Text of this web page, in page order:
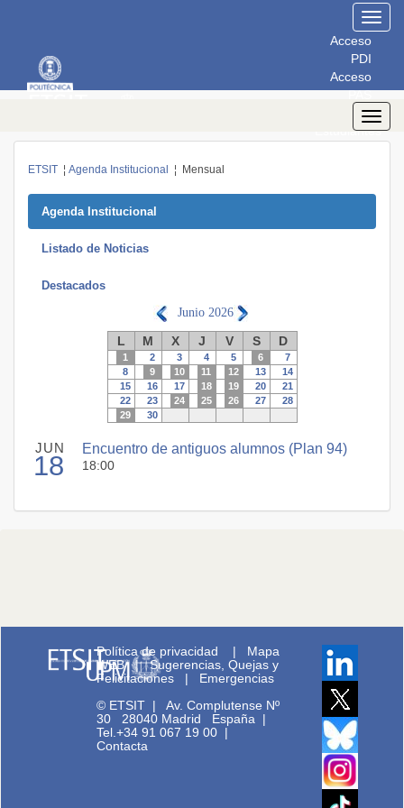
Acceso
PDI
Acceso
PAS
Acceso
Estudiantes
ETSIT ¦ Agenda Institucional ¦ Mensual
Agenda Institucional
Listado de Noticias
Destacados
Junio 2026
L M X J V S D
1 2 3 4 5 6
7
8
9 10 11 12 13
14
15
16 17 18 19 20
21
22
23 24 25 26 27
28
29
30
JUN
18
Encuentro de antiguos alumnos (Plan 94)
18:00
Política de privacidad | Mapa
WEB|Sugerencias, Quejas y
Felicitaciones | Emergencias
© ETSIT |Av. Complutense Nº
30 28040 Madrid España |
Tel.+34 91 067 19 00 |
Contacta